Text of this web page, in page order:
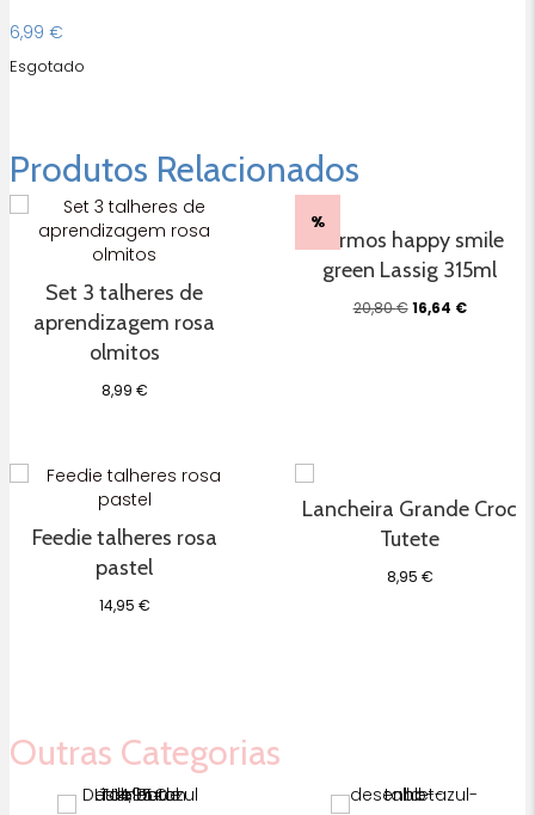
6,99 €
Esgotado
Produtos Relacionados
Set 3 talheres de
aprendizagem rosa
olmitos
8,99 €
%
Termos happy smile
green Lassig 315ml
20,80€O
16,64 €O
Feedie talheres rosa
pastel
14,95 €
Lancheira Grande Croc
Tutete
8,95 €
Outras Categorias